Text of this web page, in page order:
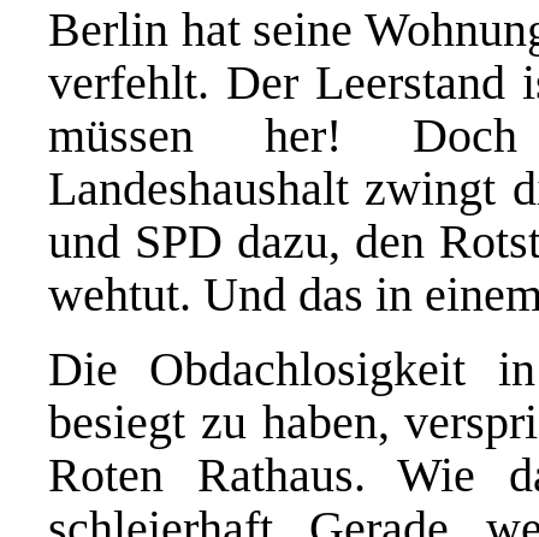
Berlin hat seine
verfehlt. Der Leerstand
müssen her!
Landeshaushalt zwingt
und SPD dazu, den
wehtut. Und das in
Die Obdachlosigkeit
besiegt zu haben,
Roten Rathaus. Wie